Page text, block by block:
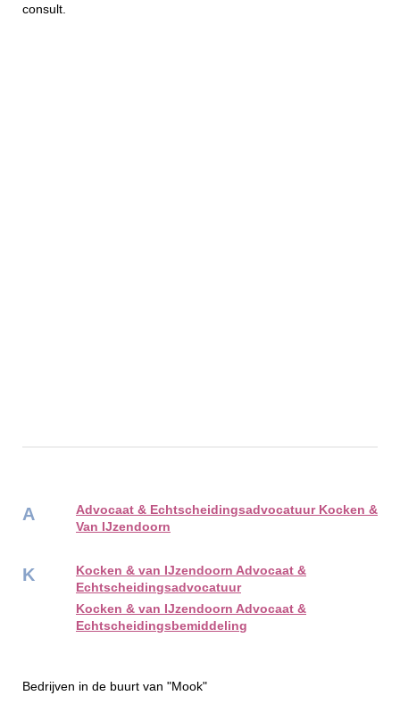
consult.
A
Advocaat & Echtscheidingsadvocatuur Kocken &
Van IJzendoorn
K
Kocken & van IJzendoorn Advocaat &
Echtscheidingsadvocatuur
Kocken & van IJzendoorn Advocaat &
Echtscheidingsbemiddeling
Bedrijven in de buurt van "Mook"